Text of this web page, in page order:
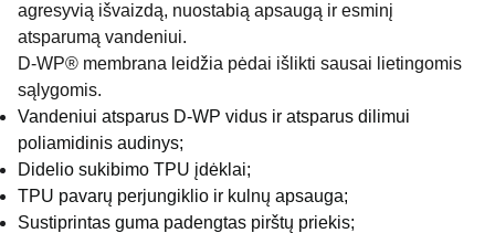
agresyvią išvaizdą, nuostabią apsaugą ir esminį
atsparumą vandeniui.
D-WP® membrana leidžia pėdai išlikti sausai lietingomis
sąlygomis.
Vandeniui atsparus D-WP vidus ir atsparus dilimui
poliamidinis audinys;
Didelio sukibimo TPU įdėklai;
TPU pavarų perjungiklio ir kulnų apsauga;
Sustiprintas guma padengtas pirštų priekis;